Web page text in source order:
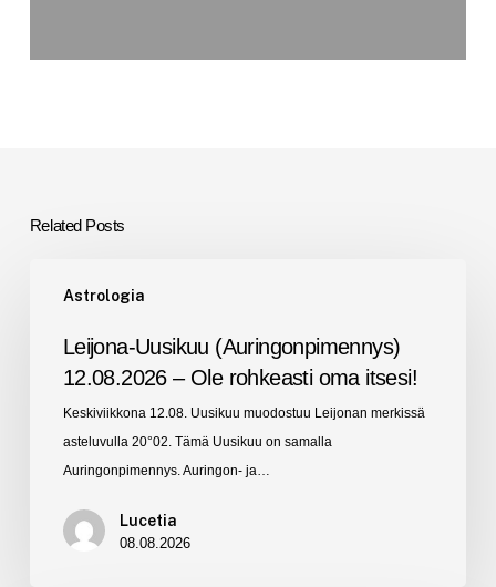
Related Posts
Astrologia
Uusikuu
12.08.2026
rohkeasti
Leijona-Uusikuu (Auringonpimennys)
12.08.2026 – Ole rohkeasti oma itsesi!
Keskiviikkona 12.08. Uusikuu muodostuu Leijonan merkissä
asteluvulla 20°02. Tämä Uusikuu on samalla
Auringonpimennys. Auringon- ja…
Lucetia
08.08.2026